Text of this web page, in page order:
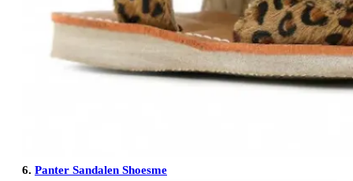
6. Panter Sandalen Shoesme